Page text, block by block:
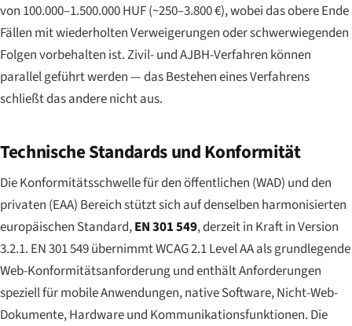
von 100.000–1.500.000 HUF (~250–3.800 €), wobei das obere Ende
Fällen mit wiederholten Verweigerungen oder schwerwiegenden
Folgen vorbehalten ist. Zivil- und AJBH-Verfahren können
parallel geführt werden — das Bestehen eines Verfahrens
schließt das andere nicht aus.
Technische Standards und Konformität
Die Konformitätsschwelle für den öffentlichen (WAD) und den
privaten (EAA) Bereich stützt sich auf denselben harmonisierten
europäischen Standard,EN 301 549, derzeit in Kraft in Version
3.2.1. EN 301 549 übernimmt WCAG 2.1 Level AA als grundlegende
Web-Konformitätsanforderung und enthält Anforderungen
speziell für mobile Anwendungen, native Software, Nicht-Web-
Dokumente, Hardware und Kommunikationsfunktionen. Die